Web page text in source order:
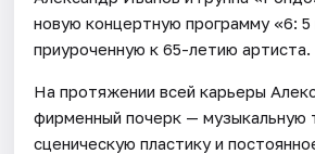
новую концертную программу «6:
приуроченную к 65-летию артиста.
На протяжении всей карьеры
фирменный почерк — музыкальную
сценическую пластику и